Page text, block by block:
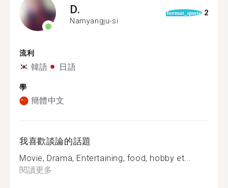
D.
Namyangju-si
format_quote 2
流利
韓語 日語
學
簡體中文
我喜歡談論的話題
Movie, Drama, Entertaining, food, hobby et...
閱讀更多